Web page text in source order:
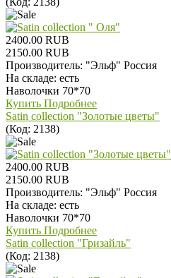
2400.00 RUB
2150.00 RUB
Производитель: "Эльф" Россия
На складе: есть
Наволочки 70*70
Купить Подробнее
Satin collection "Золотые цветы"
(Код: 2138)
2400.00 RUB
2150.00 RUB
Производитель: "Эльф" Россия
На складе: есть
Наволочки 70*70
Купить Подробнее
Satin collection "Гризайль"
(Код: 2138)